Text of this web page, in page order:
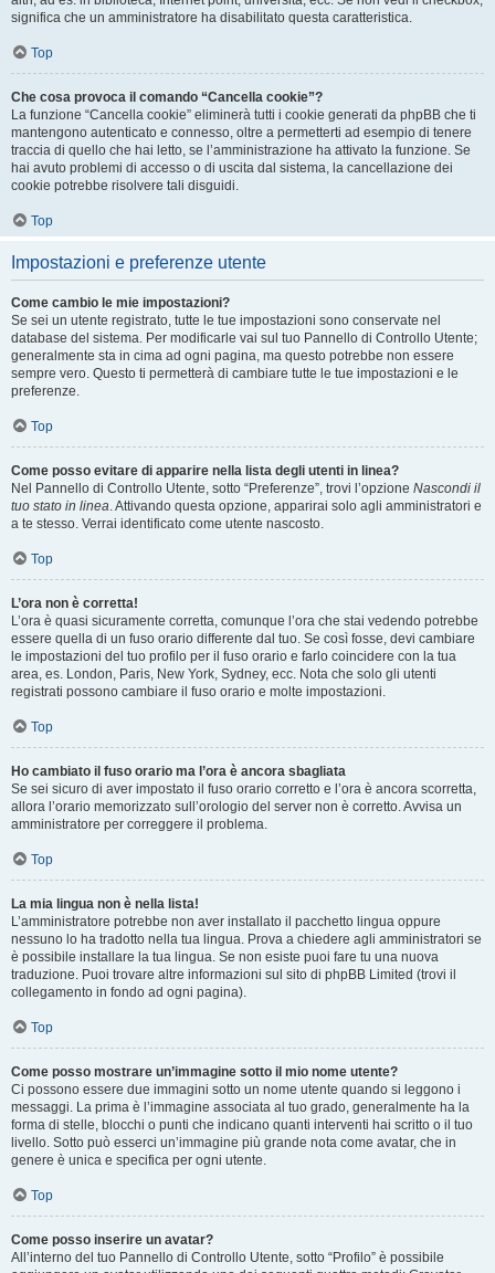
significa che un amministratore ha disabilitato questa caratteristica.
Top
Che cosa provoca il comando “Cancella cookie”?
La funzione “Cancella cookie” eliminerà tutti i cookie generati da phpBB che ti
mantengono autenticato e connesso, oltre a permetterti ad esempio di tenere
traccia di quello che hai letto, se l’amministrazione ha attivato la funzione. Se
hai avuto problemi di accesso o di uscita dal sistema, la cancellazione dei
cookie potrebbe risolvere tali disguidi.
Top
Impostazioni e preferenze utente
Come cambio le mie impostazioni?
Se sei un utente registrato, tutte le tue impostazioni sono conservate nel
database del sistema. Per modificarle vai sul tuo Pannello di Controllo Utente;
generalmente sta in cima ad ogni pagina, ma questo potrebbe non essere
sempre vero. Questo ti permetterà di cambiare tutte le tue impostazioni e le
preferenze.
Top
Come posso evitare di apparire nella lista degli utenti in linea?
Nel Pannello di Controllo Utente, sotto “Preferenze”, trovi l’opzione Nascondi il
tuo stato in linea. Attivando questa opzione, apparirai solo agli amministratori e
a te stesso. Verrai identificato come utente nascosto.
Top
L’ora non è corretta!
L’ora è quasi sicuramente corretta, comunque l’ora che stai vedendo potrebbe
essere quella di un fuso orario differente dal tuo. Se così fosse, devi cambiare
le impostazioni del tuo profilo per il fuso orario e farlo coincidere con la tua
area, es. London, Paris, New York, Sydney, ecc. Nota che solo gli utenti
registrati possono cambiare il fuso orario e molte impostazioni.
Top
Ho cambiato il fuso orario ma l’ora è ancora sbagliata
Se sei sicuro di aver impostato il fuso orario corretto e l’ora è ancora scorretta,
allora l’orario memorizzato sull’orologio del server non è corretto. Avvisa un
amministratore per correggere il problema.
Top
La mia lingua non è nella lista!
L’amministratore potrebbe non aver installato il pacchetto lingua oppure
nessuno lo ha tradotto nella tua lingua. Prova a chiedere agli amministratori se
è possibile installare la tua lingua. Se non esiste puoi fare tu una nuova
traduzione. Puoi trovare altre informazioni sul sito di phpBB Limited (trovi il
collegamento in fondo ad ogni pagina).
Top
Come posso mostrare un’immagine sotto il mio nome utente?
Ci possono essere due immagini sotto un nome utente quando si leggono i
messaggi. La prima è l’immagine associata al tuo grado, generalmente ha la
forma di stelle, blocchi o punti che indicano quanti interventi hai scritto o il tuo
livello. Sotto può esserci un’immagine più grande nota come avatar, che in
genere è unica e specifica per ogni utente.
Top
Come posso inserire un avatar?
All’interno del tuo Pannello di Controllo Utente, sotto “Profilo” è possibile